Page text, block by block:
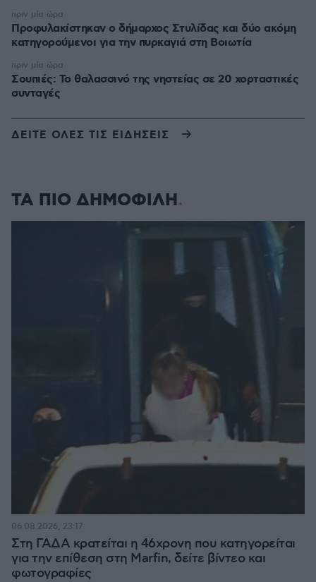
Προφυλακίστηκαν ο δήμαρχος Στυλίδας και δύο ακόμη
κατηγορούμενοι για την πυρκαγιά στη Βοιωτία
πριν μία ώρα
Σουπιές: Το θαλασσινό της νηστείας σε 20 χορταστικές
συνταγές
πριν μία ώρα
ΔΕΙΤΕ ΟΛΕΣ ΤΙΣ ΕΙΔΗΣΕΙΣ
ΤΑ ΠΙΟ ΔΗΜΟΦΙΛΗ
Στη ΓΑΔΑ κρατείται η 46χρονη που κατηγορείται
για την επίθεση στη Marfin, δείτε βίντεο και
φωτογραφίες
06.08.2026, 23:17